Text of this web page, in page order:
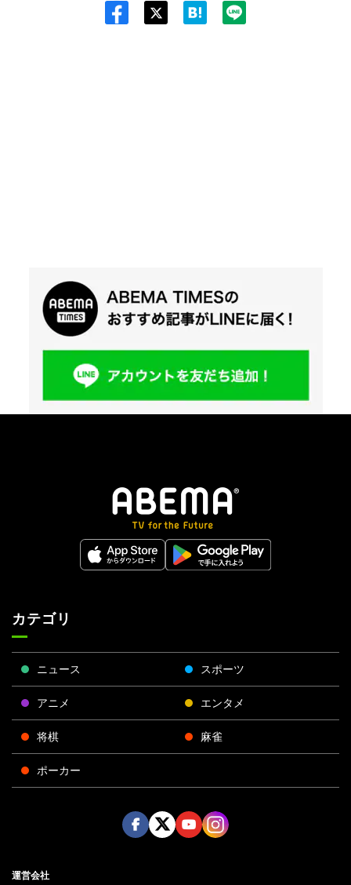
カテゴリ
ニュース スポーツ
アニメ エンタメ
将棋 麻雀
ポーカー
運営会社